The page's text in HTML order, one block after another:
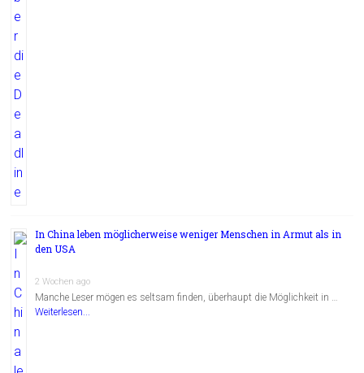
In China leben möglicherweise weniger Menschen in Armut als in
den USA
2 Wochen ago
Manche Leser mögen es seltsam finden, überhaupt die Möglichkeit in …
Weiterlesen...